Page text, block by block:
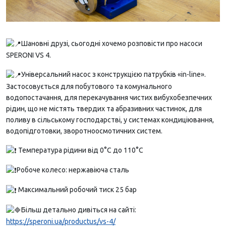
Шановні друзі, сьогодні хочемо розповісти про насоси
SPERONI VS 4.
Універсальний насос з конструкцією патрубків «in-line».
Застосовується для побутового та комунального
водопостачання, для перекачування чистих вибухобезпечних
рідин, що не містять твердих та абразивних частинок, для
поливу в сільському господарстві, у системах кондиціювання,
водопідготовки, зворотноосмотичних систем.
Температура рідини від 0°С до 110°С
Робоче колесо: нержавіюча сталь
Максимальний робочий тиск 25 бар
Більш детально дивіться на сайті:
https://speroni.ua/productus/vs-4/